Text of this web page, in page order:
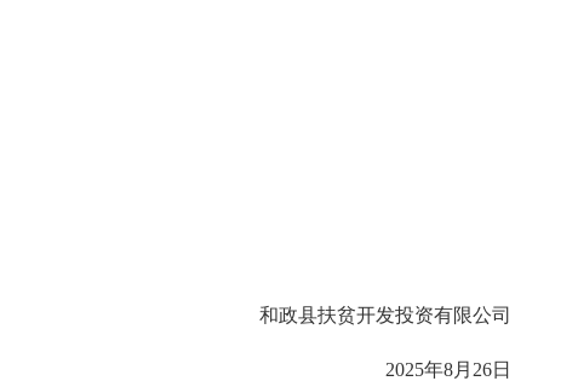
和政县扶贫开发投资有限公司
2025年8月26日